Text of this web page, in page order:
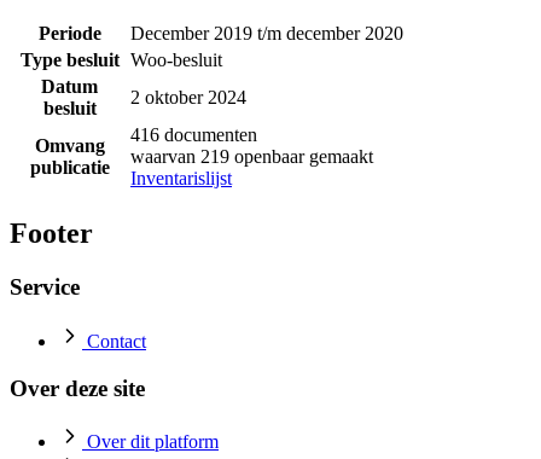
Periode
December 2019 t/m december 2020
Type besluit Woo-besluit
Datum
besluit
2 oktober 2024
Omvang
publicatie
416 documenten
waarvan 219 openbaar gemaakt
Inventarislijst
Footer
Service
Contact
Over deze site
Over dit platform